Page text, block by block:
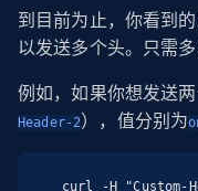
到目前为止，你看到
以发送多个头。只需
例如，如果你想发送
Header-2），值分别为
curl -H "Custom-